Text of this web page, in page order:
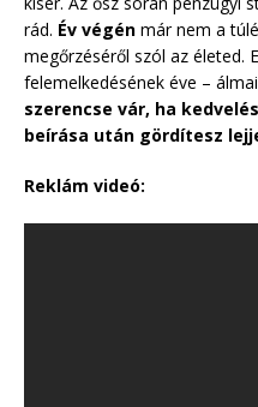
rád. Év végén már nem a
megőrzéséről szól az életed.
felemelkedésének éve –
szerencse vár, ha
beírása után gördítesz
Reklám videó: